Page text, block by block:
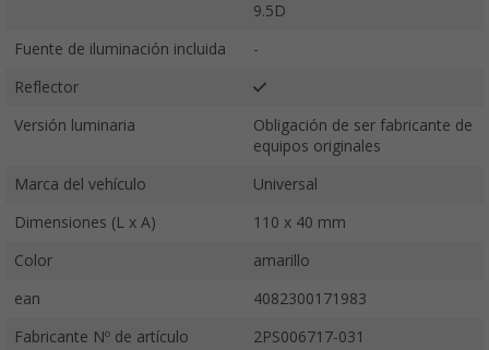
9.5D
Fuente de iluminación incluida -
Reflector
Versión luminaria
Obligación de ser fabricante de
equipos originales
Marca del vehículo Universal
Dimensiones (L x A) 110 x 40 mm
Color amarillo
ean 4082300171983
Fabricante Nº de artículo 2PS006717-031